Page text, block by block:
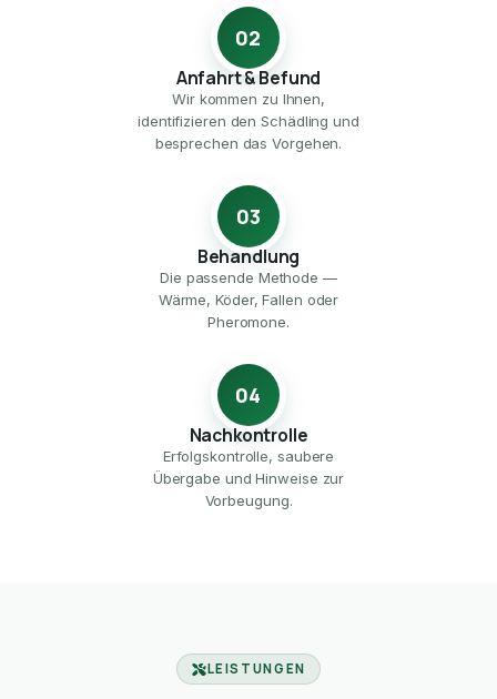
02
Anfahrt & Befund
Wir kommen zu Ihnen,
identifizieren den Schädling und
besprechen das Vorgehen.
03
Behandlung
Die passende Methode —
Wärme, Köder, Fallen oder
Pheromone.
04
Nachkontrolle
Erfolgskontrolle, saubere
Übergabe und Hinweise zur
Vorbeugung.
LEISTUNGEN